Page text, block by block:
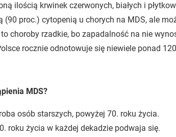
ilością krwinek czerwonych, białych i
proc.) cytopenią u chorych na MDS, ale
choroby rzadkie, bo zapadalność na nie
rocznie odnotowuje się niewiele ponad
MDS?
osób starszych, powyżej 70. roku życia.
roku życia w każdej dekadzie podwaja się.